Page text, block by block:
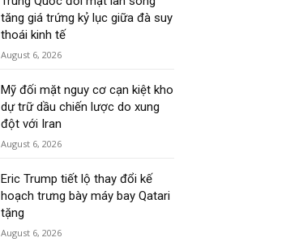
tăng giá trứng kỷ lục giữa đà suy
thoái kinh tế
August 6, 2026
Mỹ đối mặt nguy cơ cạn kiệt kho
dự trữ dầu chiến lược do xung
đột với Iran
August 6, 2026
Eric Trump tiết lộ thay đổi kế
hoạch trưng bày máy bay Qatari
tặng
August 6, 2026